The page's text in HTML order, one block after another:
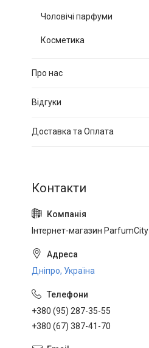
Чоловічі парфуми
Косметика
Про нас
Відгуки
Доставка та Оплата
Інтернет-магазин ParfumCity
Дніпро, Україна
+380 (95) 287-35-55
+380 (67) 387-41-70